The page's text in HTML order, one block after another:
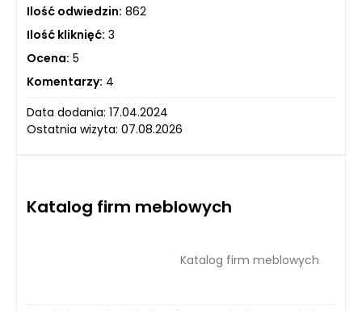
Ilość odwiedzin: 862
Ilość kliknięć: 3
Ocena: 5
Komentarzy: 4
Data dodania: 17.04.2024
Ostatnia wizyta: 07.08.2026
Katalog firm meblowych
Katalog firm meblowych